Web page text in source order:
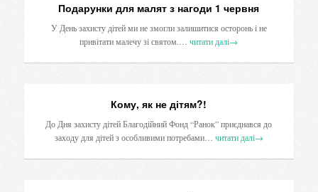
Подарунки для малят з нагоди 1 червня
У День захисту дітей ми не змогли залишитися осторонь і не
привітати малечу зі святом.… читати далі→
Кому, як не дітям?!
До Дня захисту дітей Благодійний Фонд “Ранок” приєднався до
заходу для дітей з особливими потребами… читати далі→